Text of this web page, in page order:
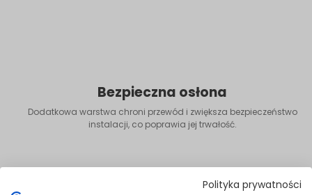
Polityka prywatności
Bezpieczna osłona
Dodatkowa warstwa chroni przewód i zwiększa bezpieczeństwo
instalacji, co poprawia jej trwałość.